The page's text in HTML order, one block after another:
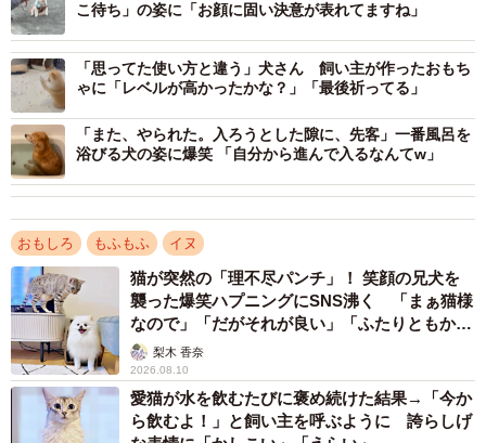
ーー普段のきなこちゃんはどんな子なのでしょう？
「基本おとなしくて芸が得意なほど飼い主に忠実です。わ
んちゃんを見つけると飛び出していきます」
ーーきなこちゃんの表情を見た時は？
「今にもこっちに飛んできそうだなと思いました！笑」
ーー旅先やお出かけの際はこのスタイルなのでしょうか？
こ待ち」の姿に「お顔に固い決意が表れてますね」
「思ってた使い方と違う」犬さん 飼い主が作ったおもち
ゃに「レベルが高かったかな？」「最後祈ってる」
「また、やられた。入ろうとした隙に、先客」一番風呂を
浴びる犬の姿に爆笑 「自分から進んで入るなんてw」
おもしろ もふもふ イヌ
猫が突然の「理不尽パンチ」！ 笑顔の兄犬を
襲った爆笑ハプニングにSNS沸く 「まぁ猫様
なので」「だがそれが良い」「ふたりともかわ
いいね」
梨木 香奈
2026.08.10
愛猫が水を飲むたびに褒め続けた結果→「今か
ら飲むよ！」と飼い主を呼ぶように 誇らしげ